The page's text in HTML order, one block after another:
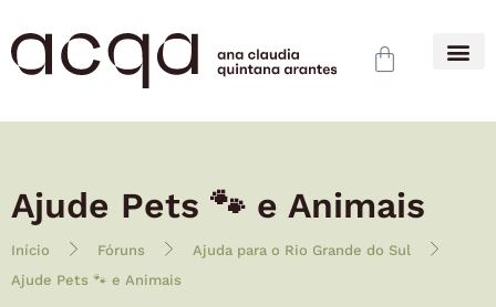
Ajude Pets 🐾 e Animais
Início Fóruns
Ajuda para o Rio Grande do Sul
Ajude Pets 🐾 e Animais